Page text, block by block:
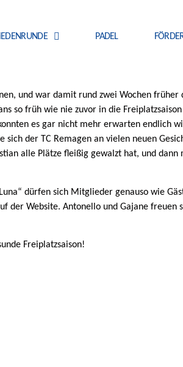
PADEL
und war damit rund zwei Wochen
so früh wie nie zuvor in die
es gar nicht mehr erwarten endlich
der TC Remagen an vielen neuen
alle Plätze fleißig gewalzt hat, und
dürfen sich Mitglieder genauso wie
Website. Antonello und Gajane freuen
Freiplatzsaison!